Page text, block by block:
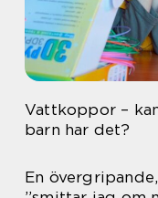
Vattkoppor –
barn har det?
En